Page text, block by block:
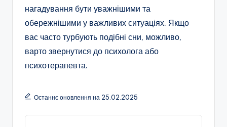
нагадування бути уважнішими та
обережнішими у важливих ситуаціях. Якщо
вас часто турбують подібні сни, можливо,
варто звернутися до психолога або
психотерапевта.
Останнє оновлення на 25.02.2025